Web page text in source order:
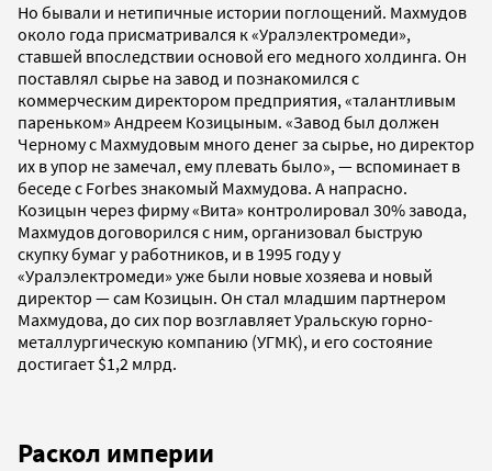
Но бывали и нетипичные истории поглощений. Махмудов
около года присматривался к «Уралэлектромеди»,
ставшей впоследствии основой его медного холдинга. Он
поставлял сырье на завод и познакомился с
коммерческим директором предприятия, «талантливым
пареньком» Андреем Козицыным. «Завод был должен
Черному с Махмудовым много денег за сырье, но директор
их в упор не замечал, ему плевать было», — вспоминает в
беседе с Forbes знакомый Махмудова. А напрасно.
Козицын через фирму «Вита» контролировал 30% завода,
Махмудов договорился с ним, организовал быструю
скупку бумаг у работников, и в 1995 году у
«Уралэлектромеди» уже были новые хозяева и новый
директор — сам Козицын. Он стал младшим партнером
Махмудова, до сих пор возглавляет Уральскую горно-
металлургическую компанию (УГМК), и его состояние
достигает $1,2 млрд.
Раскол империи